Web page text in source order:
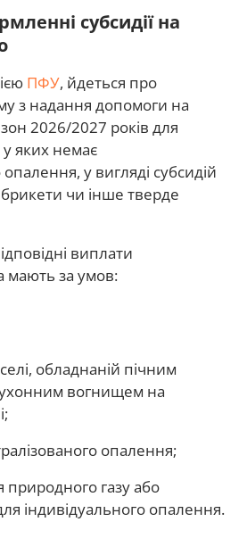
субсидії на
ПФУ, йдеться про
з надання допомоги на
2026/2027 років для
яких немає
у вигляді субсидій
брикети чи інше тверде
виплати
мають за умов:
обладнаній пічним
вогнищем на
опалення;
газу або
індивідуального опалення.